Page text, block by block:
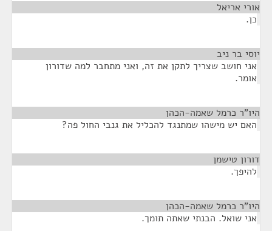
אורי אריאל
כן.
יוסי בר ניב
אני חושב שצריך לתקן את זה, ואני מתחבר למה שדורון
אומר.
היו"ר כרמל שאמה-הכהן
האם יש מישהו שמתנגד להכליל את גנבי החול פה?
דורון טישמן
להיפך.
היו"ר כרמל שאמה-הכהן
אני שואל. הבנתי שאתה תומך.